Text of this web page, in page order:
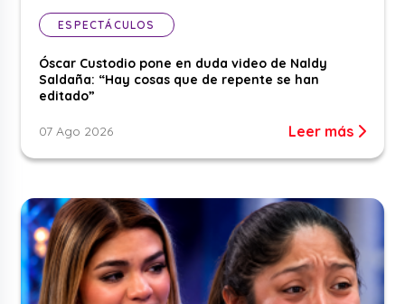
ESPECTÁCULOS
Óscar Custodio pone en duda video de Naldy
Saldaña: “Hay cosas que de repente se han
editado”
07 Ago 2026 Leer más